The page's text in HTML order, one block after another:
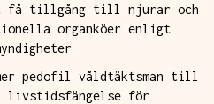
få tillgång till njurar och
organköer enligt
pedofil våldtäktsman till
livstidsfängelse för